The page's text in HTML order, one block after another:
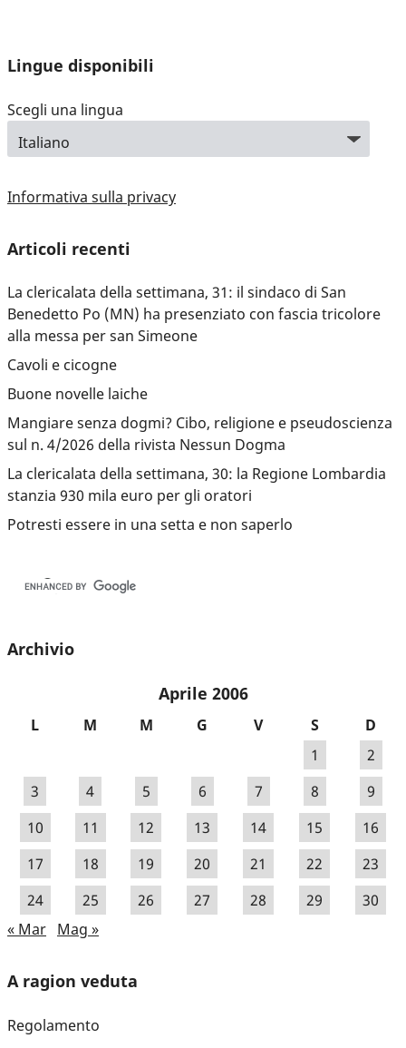
Lingue disponibili
Scegli una lingua
Informativa sulla privacy
Articoli recenti
La clericalata della settimana, 31: il sindaco di San
Benedetto Po (MN) ha presenziato con fascia tricolore
alla messa per san Simeone
Cavoli e cicogne
Buone novelle laiche
Mangiare senza dogmi? Cibo, religione e pseudoscienza
sul n. 4/2026 della rivista Nessun Dogma
La clericalata della settimana, 30: la Regione Lombardia
stanzia 930 mila euro per gli oratori
Potresti essere in una setta e non saperlo
Archivio
Aprile 2006
L M M G V S
D
1
2
3
4 5 6 7 8
9
10
11 12 13 14 15
16
17
18 19 20 21 22
23
24
25 26 27 28 29
30
« Mar Mag »
A ragion veduta
Regolamento